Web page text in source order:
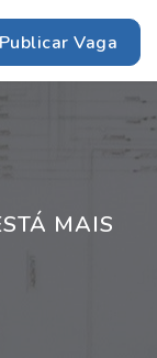
Publicar Vaga
MAIS